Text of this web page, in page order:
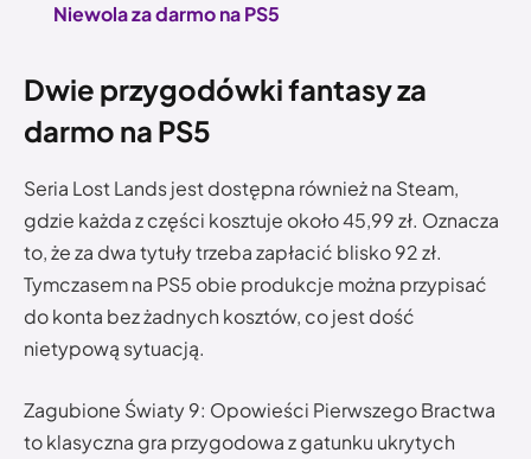
Niewola za darmo na PS5
Dwie przygodówki fantasy za
darmo na PS5
Seria Lost Lands jest dostępna również na Steam,
gdzie każda z części kosztuje około 45,99 zł. Oznacza
to, że za dwa tytuły trzeba zapłacić blisko 92 zł.
Tymczasem na PS5 obie produkcje można przypisać
do konta bez żadnych kosztów, co jest dość
nietypową sytuacją.
Zagubione Światy 9: Opowieści Pierwszego Bractwa
to klasyczna gra przygodowa z gatunku ukrytych